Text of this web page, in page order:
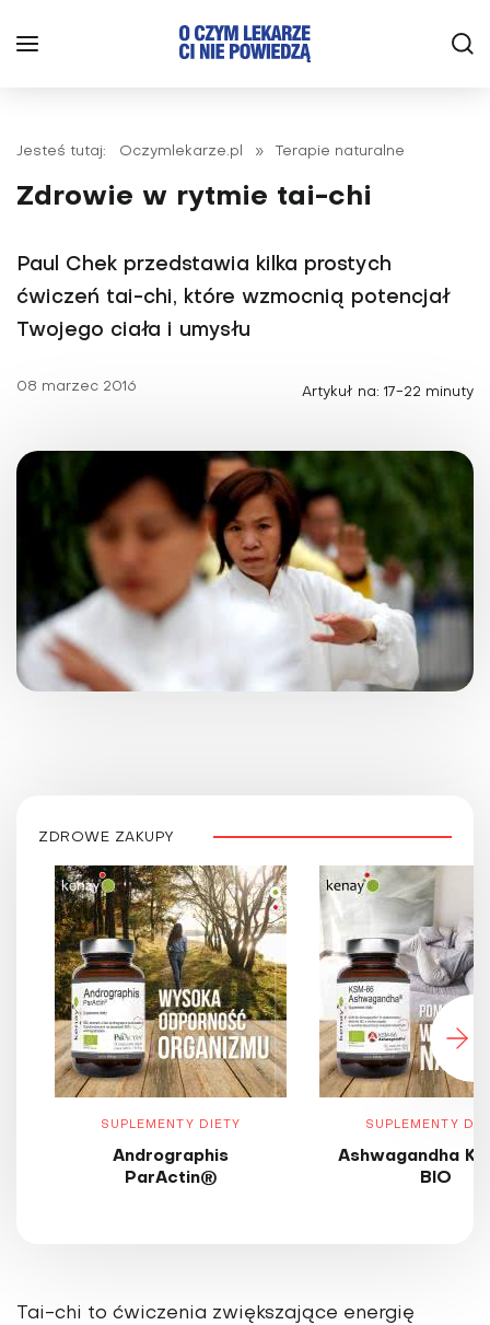
Jesteś tutaj: Oczymlekarze.pl » Terapie naturalne
Zdrowie w rytmie tai-chi
Paul Chek przedstawia kilka prostych
ćwiczeń tai-chi, które wzmocnią potencjał
Twojego ciała i umysłu
08 marzec 2016 Artykuł na: 17-22 minuty
ZDROWE ZAKUPY
SUPLEMENTY DIETY
Andrographis
ParActin®
SUPLEMENTY
Ashwagandha
BIO
Tai-chi to ćwiczenia zwiększające energię